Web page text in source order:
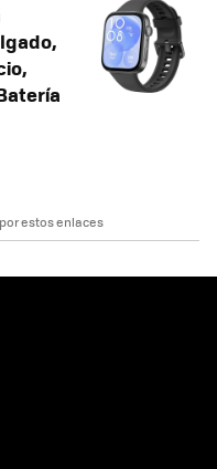
estos enlaces